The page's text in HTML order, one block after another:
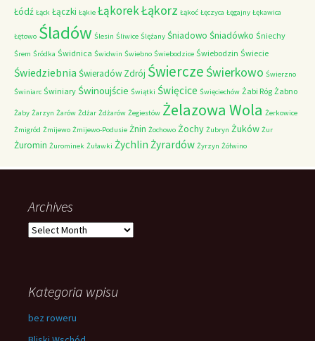
Łódź Łąck Łączki Łąkie ŁąkorekŁąkorz Łąkoć Łęczyca Łęgajny Łękawica
Łętowo Śladów Ślesin Śliwice Ślężany Śniadowo Śniadówko Śniechy
Śrem Śródka Świdnica Świdwin Świebno Świebodzice Świebodzin Świecie
Świedziebnia Świeradów Zdrój Świercze Świerkowo Świerzno
Świniarc Świniary Świnoujście Świątki Święcice Święciechów Żabi Róg Żabno
Żaby Żarzyn Żarów Żdżar Żdżarów Żegiestów Żelazowa Wola Żerkowice
Żmigród Żmijewo Żmijewo-Podusie Żnin Żochowo Żochy Żubryn Żuków Żur
Żuromin Żurominek Żuławki Żychlin Żyrardów Żyrzyn Żółwino
Archives
Archives
Kategoria wpisu
bez roweru